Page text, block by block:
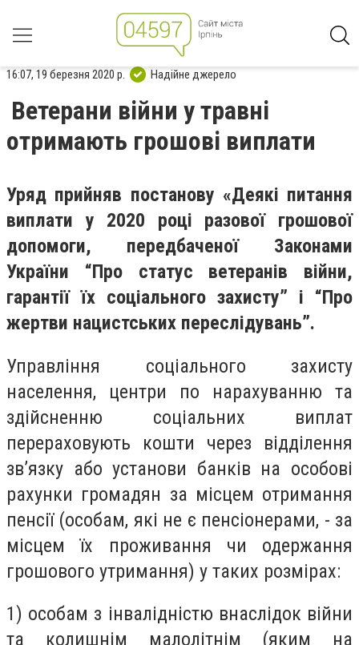
16:07, 19 березня 2020 р. Надійне джерело
Ветерани війни у травні
отримають грошові виплати
Уряд прийняв постанову «Деякі питання
виплати у 2020 році разової грошової
допомоги, передбаченої Законами
України “Про статус ветеранів війни,
гарантії їх соціального захисту” і “Про
жертви нацистських переслідувань”.
Управління соціального захисту
населення, центри по нарахуванню та
здійсненню соціальних виплат
перераховують кошти через відділення
зв’язку або установи банків на особові
рахунки громадян за місцем отримання
пенсії (особам, які не є пенсіонерами, - за
місцем їх проживання чи одержання
грошового утримання) у таких розмірах:
1) особам з інвалідністю внаслідок війни
та колишнім малолітнім (яким на